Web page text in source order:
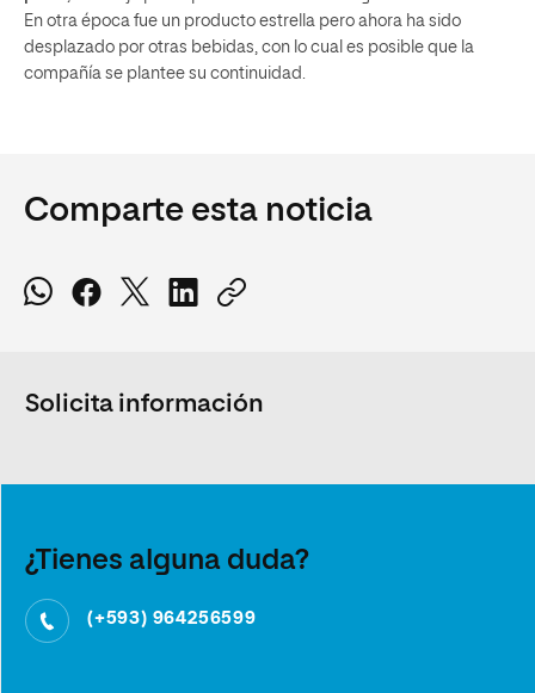
En otra época fue un producto estrella pero ahora ha sido
desplazado por otras bebidas, con lo cual es posible que la
compañía se plantee su continuidad.
Comparte esta noticia
Solicita información
¿Tienes alguna duda?
(+593) 964256599